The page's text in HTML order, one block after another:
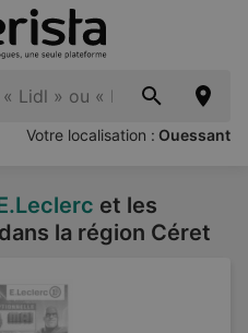
Votre localisation : Ouessant
et les
la région Céret